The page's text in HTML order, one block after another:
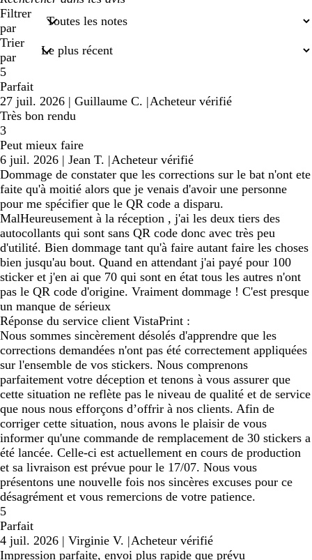
recherches
saisies
Filtrer
par
Trier
par
5
Parfait
27 juil. 2026 | Guillaume C. |Acheteur vérifié
Très bon rendu
3
Peut mieux faire
6 juil. 2026 | Jean T. |Acheteur vérifié
Dommage de constater que les corrections sur le bat n'ont ete
faite qu'à moitié alors que je venais d'avoir une personne
pour me spécifier que le QR code a disparu.
MalHeureusement à la réception , j'ai les deux tiers des
autocollants qui sont sans QR code donc avec très peu
d'utilité. Bien dommage tant qu'à faire autant faire les choses
bien jusqu'au bout. Quand en attendant j'ai payé pour 100
sticker et j'en ai que 70 qui sont en état tous les autres n'ont
pas le QR code d'origine. Vraiment dommage ! C'est presque
un manque de sérieux
Réponse du service client VistaPrint :
Nous sommes sincèrement désolés d'apprendre que les
corrections demandées n'ont pas été correctement appliquées
sur l'ensemble de vos stickers. Nous comprenons
parfaitement votre déception et tenons à vous assurer que
cette situation ne reflète pas le niveau de qualité et de service
que nous nous efforçons d’offrir à nos clients. Afin de
corriger cette situation, nous avons le plaisir de vous
informer qu'une commande de remplacement de 30 stickers a
été lancée. Celle-ci est actuellement en cours de production
et sa livraison est prévue pour le 17/07. Nous vous
présentons une nouvelle fois nos sincères excuses pour ce
désagrément et vous remercions de votre patience.
5
Parfait
4 juil. 2026 | Virginie V. |Acheteur vérifié
Impression parfaite, envoi plus rapide que prévu